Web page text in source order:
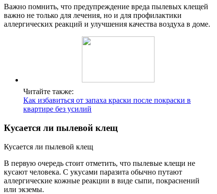
Важно помнить, что предупреждение вреда пылевых клещей
важно не только для лечения, но и для профилактики
аллергических реакций и улучшения качества воздуха в доме.
Читайте также:
Как избавиться от запаха краски после покраски в
квартире без усилий
Кусается ли пылевой клещ
Кусается ли пылевой клещ
В первую очередь стоит отметить, что пылевые клещи не
кусают человека. С укусами паразита обычно путают
аллергические кожные реакции в виде сыпи, покраснений
или экземы.